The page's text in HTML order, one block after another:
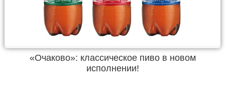
«Очаково»: классическое пиво в новом
исполнении!